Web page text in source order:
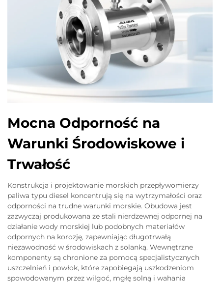
Mocna Odporność na
Warunki Środowiskowe i
Trwałość
Konstrukcja i projektowanie morskich przepływomierzy
paliwa typu diesel koncentrują się na wytrzymałości oraz
odporności na trudne warunki morskie. Obudowa jest
zazwyczaj produkowana ze stali nierdzewnej odpornej na
działanie wody morskiej lub podobnych materiałów
odpornych na korozję, zapewniając długotrwałą
niezawodność w środowiskach z solanką. Wewnętrzne
komponenty są chronione za pomocą specjalistycznych
uszczelnień i powłok, które zapobiegają uszkodzeniom
spowodowanym przez wilgoć, mgłę solną i wahania